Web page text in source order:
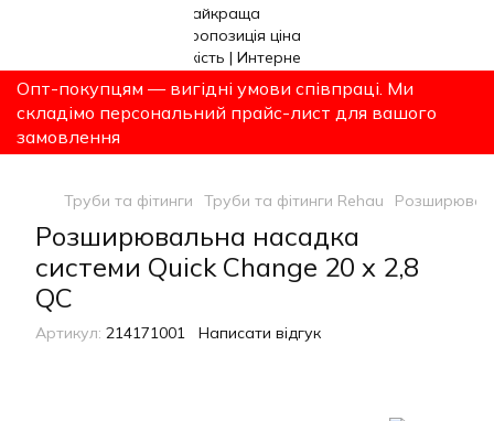
Опт-покупцям — вигідні умови співпраці. Ми
складімо персональний прайс-лист для вашого
замовлення
Труби та фітинги Труби та фітинги Rehau
Розширювальна насадка
системи Quick Change 20 x 2,8
QC
Артикул: 214171001 Написати відгук